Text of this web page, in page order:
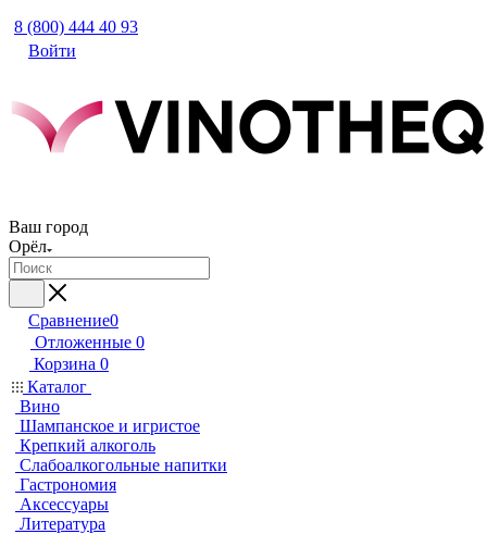
8 (800) 444 40 93
Войти
Ваш город
Орёл
Сравнение0
Отложенные 0
Корзина 0
Каталог
Вино
Шампанское и игристое
Крепкий алкоголь
Слабоалкогольные напитки
Гастрономия
Аксессуары
Литература